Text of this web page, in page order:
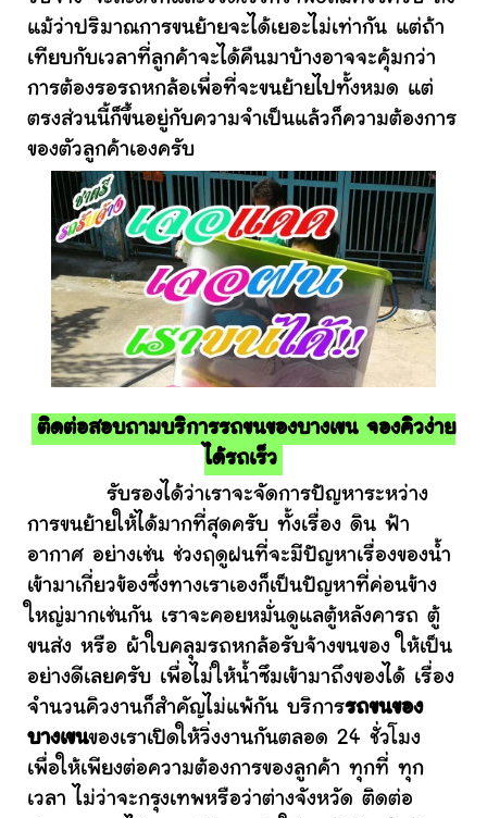
แม้ว่าปริมาณการขนย้ายจะได้เยอะไม่เท่ากัน แต่ถ้า
เทียบกับเวลาที่ลูกค้าจะได้คืนมาบ้างอาจจะคุ้มกว่า
การต้องรอรถหกล้อเพื่อที่จะขนย้ายไปทั้งหมด แต่
ตรงส่วนนี้ก็ขึ้นอยู่กับความจำเป็นแล้วก็ความต้องการ
ของตัวลูกค้าเองครับ
ติดต่อสอบถามบริการรถขนของบางเขน จองคิวง่าย
ได้รถเร็ว
รับรองได้ว่าเราจะจัดการปัญหาระหว่าง
การขนย้ายให้ได้มากที่สุดครับ ทั้งเรื่อง ดิน ฟ้า
อากาศ อย่างเช่น ช่วงฤดูฝนที่จะมีปัญหาเรื่องของน้ำ
เข้ามาเกี่ยวข้องซึ่งทางเราเองก็เป็นปัญหาที่ค่อนข้าง
ใหญ่มากเช่นกัน เราจะคอยหมั่นดูแลตู้หลังคารถ ตู้
ขนส่ง หรือ ผ้าใบคลุมรถหกล้อรับจ้างขนของ ให้เป็น
อย่างดีเลยครับ เพื่อไม่ให้น้ำซึมเข้ามาถึงของได้ เรื่อง
จำนวนคิวงานก็สำคัญไม่แพ้กัน บริการรถขนของ
บางเขนของเราเปิดให้วิ่งงานกันตลอด 24 ชั่วโมง
เพื่อให้เพียงต่อความต้องการของลูกค้า ทุกที่ ทุก
เวลา ไม่ว่าจะกรุงเทพหรือว่าต่างจังหวัด ติดต่อ